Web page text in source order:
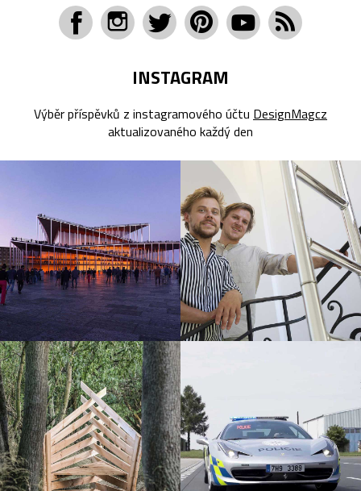
INSTAGRAM
Výběr příspěvků z instagramového účtu DesignMagcz
aktualizovaného každý den